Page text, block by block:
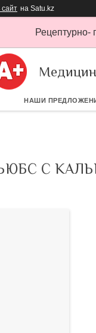
на Satu.kz
Рецептурно-
НАШИ
С